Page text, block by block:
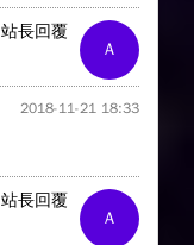
A
站長回覆
2018-11-21 18:33
A
站長回覆